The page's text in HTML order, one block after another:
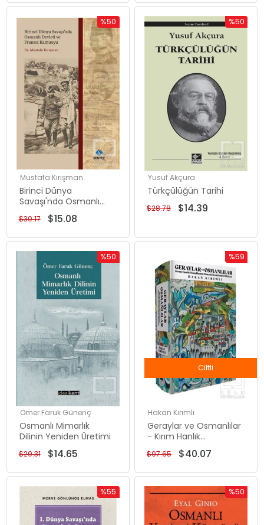
Müsadere
Mustafa Kırışman
Birinci Dünya
Savaşı'nda Osmanlı
Devleti ve Fransız
Kamuoyu$15.08
$30.17
%50
İndirim
%50İndirim
Yusuf Akçura
Türkçülüğün Tarihi
$14.39
$28.78
%50
Ömer Faruk Günenç
Osmanlı Mimarlık
Dilinin Yeniden Üretimi
$14.65
$29.31
%50
Hakan Kırımlı
Geraylar ve Osmanlılar
- Kırım Hanlık
Hanedanının Osmanlı
Devleti'ndeki Hikayesi
$40.07
$97.65
%59
İndirim
Ciltli
%55
İndirim
%50